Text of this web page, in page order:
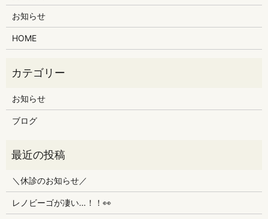
お知らせ
HOME
お知らせ
ブログ
＼休診のお知らせ／
レノビーゴが凄い…！！👀